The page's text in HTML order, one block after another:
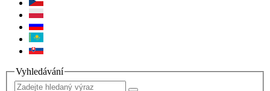
Vyhledávání